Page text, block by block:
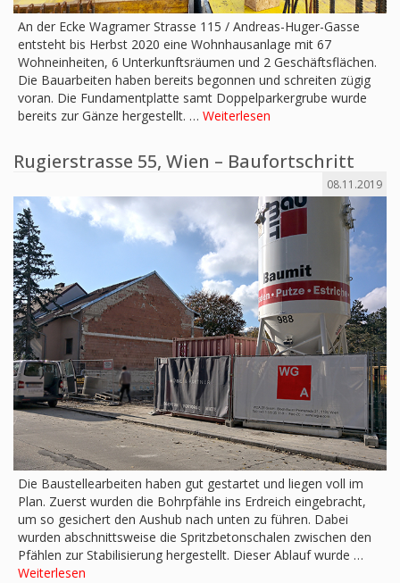
An der Ecke Wagramer Strasse 115 / Andreas-Huger-Gasse
entsteht bis Herbst 2020 eine Wohnhausanlage mit 67
Wohneinheiten, 6 Unterkunftsräumen und 2 Geschäftsflächen.
Die Bauarbeiten haben bereits begonnen und schreiten zügig
voran. Die Fundamentplatte samt Doppelparkergrube wurde
bereits zur Gänze hergestellt. … Weiterlesen
Rugierstrasse 55, Wien – Baufortschritt
08.11.2019
Die Baustellearbeiten haben gut gestartet und liegen voll im
Plan. Zuerst wurden die Bohrpfähle ins Erdreich eingebracht,
um so gesichert den Aushub nach unten zu führen. Dabei
wurden abschnittsweise die Spritzbetonschalen zwischen den
Pfählen zur Stabilisierung hergestellt. Dieser Ablauf wurde …
Weiterlesen